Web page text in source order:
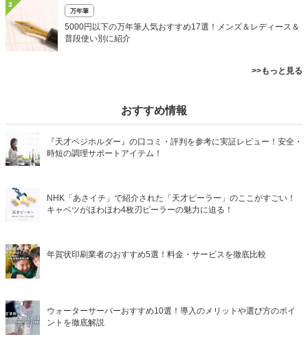
3
万年筆
5000円以下の万年筆人気おすすめ17選！メンズ＆レディース＆
普段使い別に紹介
>>もっと見る
おすすめ情報
『天才ベジホルダー』の口コミ・評判を参考に実証レビュー！安全・
時短の調理サポートアイテム！
NHK「あさイチ」で紹介された「天才ピーラー」のここがすごい！
キャベツがほわほわ4枚刃ピーラーの魅力に迫る！
年賀状印刷業者のおすすめ5選！料金・サービスを徹底比較
ウォーターサーバーおすすめ10選！導入のメリットや選び方のポイ
ントを徹底解説